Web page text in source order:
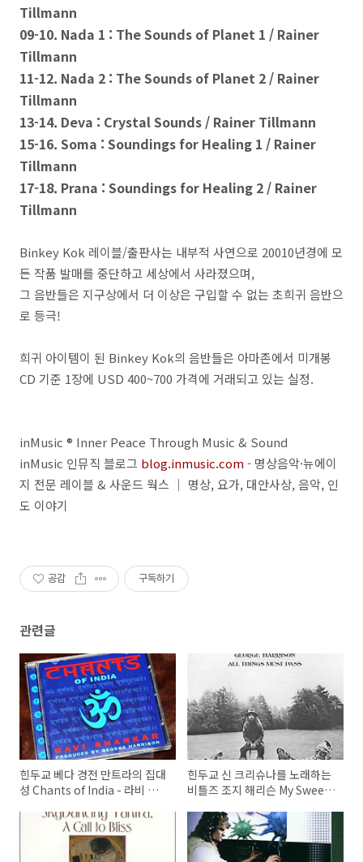
Tillmann
09-10. Nada 1 : The Sounds of Planet 1 / Rainer
Tillmann
11-12. Nada 2 : The Sounds of Planet 2 / Rainer
Tillmann
13-14. Deva : Crystal Sounds / Rainer Tillmann
15-16. Soma : Soundings for Healing 1 / Rainer
Tillmann
17-18. Prana : Soundings for Healing 2 / Rainer
Tillmann
Binkey Kok 레이블/출판사는 내부적 사연으로 20010년경에 모
든 작품 발매를 중단하고 세상에서 사라졌으며,
그 음반들은 지구상에서 더 이상은 구입할 수 없는 초희귀 음반으
로 등극!
희귀 아이템이 된 Binkey Kok의 음반들은 아마존에서 미개봉
CD 기준 1장에 USD 400~700 가격에 거래되고 있는 실정.
inMusic ® Inner Peace Through Music & Sound
inMusic 인뮤직 블로그 blog.inmusic.com- 명상음악·뉴에이
지 전문 레이블 & 사운드 웍스 ｜ 명상, 요가, 대안사상, 음악, 인
도 이야기
공감 구독하기
관련글
힌두교 베다 경전 만트라의 집대
성 Chants of India - 라비 샹
트어, 명상 요가음악 ｜ by
inMusic 인뮤직
힌두교 신 크리슈나를 노래하는
비틀즈 조지 해리슨 My Sweet
고전음악 시타르 연주, 히피즘
히피 ｜ by inMusic 인뮤직